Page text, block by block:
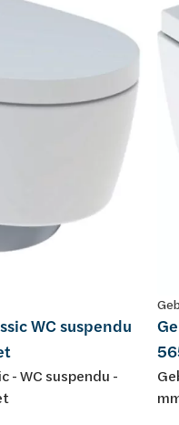
WC suspendu
- WC suspendu -